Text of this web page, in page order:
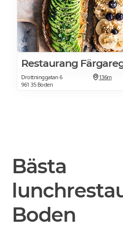
Restaurang
Drottninggatan 6
961 35 Boden
136m
Bästa
Boden